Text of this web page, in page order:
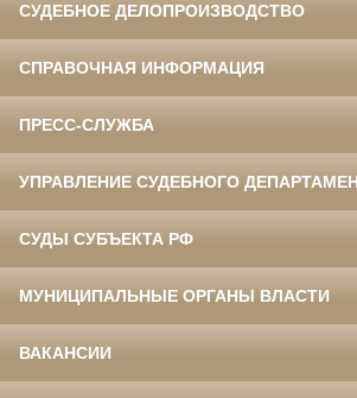
СУДЕБНОЕ ДЕЛОПРОИЗВОДСТВО
СПРАВОЧНАЯ ИНФОРМАЦИЯ
ПРЕСС-СЛУЖБА
УПРАВЛЕНИЕ СУДЕБНОГО
СУДЫ СУБЪЕКТА РФ
МУНИЦИПАЛЬНЫЕ ОРГАНЫ ВЛАСТИ
ВАКАНСИИ